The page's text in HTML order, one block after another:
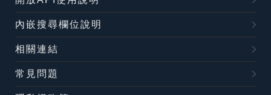
內嵌搜尋欄位說明
相關連結
常見問題